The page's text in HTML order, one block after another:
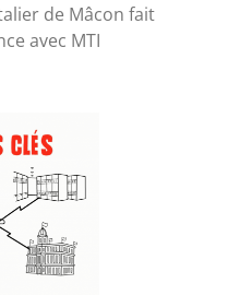
de Mâcon fait
avec MTI